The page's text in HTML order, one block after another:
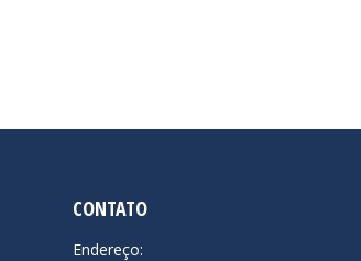
CONTATO
Endereço: